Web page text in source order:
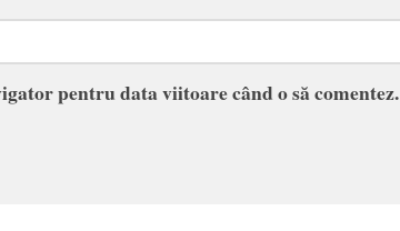
pentru data viitoare când o să comentez.